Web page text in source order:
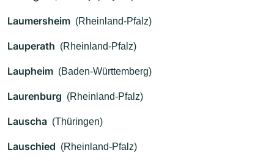
Laumersheim (Rheinland-Pfalz)
Lauperath (Rheinland-Pfalz)
Laupheim (Baden-Württemberg)
Laurenburg (Rheinland-Pfalz)
Lauscha (Thüringen)
Lauschied (Rheinland-Pfalz)